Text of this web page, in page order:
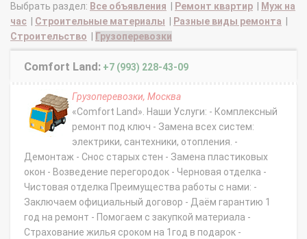
Выбрать раздел: Все объявления Ремонт квартир
Муж на
час
Строительные материалы Разные виды ремонта
Строительство
Грузоперевозки
Comfort Land: +7 (993) 228-43-09
Грузоперевозки, Москва
«Comfort Land». Наши Услуги: - Комплексный
ремонт под ключ - Замена всех систем:
электрики, сантехники, отопления. -
Демонтаж - Снос старых стен - Замена пластиковых
окон - Возведение перегородок - Черновая отделка -
Чистовая отделка Преимущества работы с нами: -
Заключаем официальный договор - Даём гарантию 1
год на ремонт - Помогаем с закупкой материала -
Страхование жилья сроком на 1год в подарок -